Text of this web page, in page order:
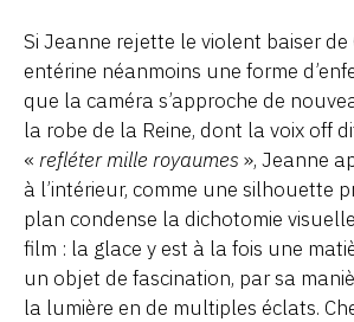
Si Jeanne rejette le violent baiser de
entérine néanmoins une forme
que la caméra s’approche de
la robe de la Reine, dont la voix off
« refléter mille royaumes », Jeanne
à l’intérieur, comme une silhouette
plan condense la dichotomie
film : la glace y est à la fois une
un objet de fascination, par sa
la lumière en de multiples éclats.